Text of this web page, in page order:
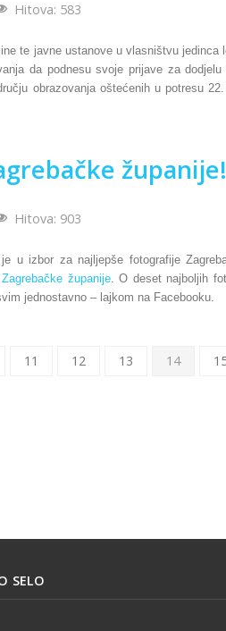
Hitova: 583
te javne ustanove u vlasništvu jedinca
da podnesu svoje prijave za
obrazovanja oštećenih u potresu
županije!
Hitova: 903
u izbor za najljepše fotografije
županije. O deset najboljih
jednostavno – lajkom na Facebooku.
11 12 13 14
SELO